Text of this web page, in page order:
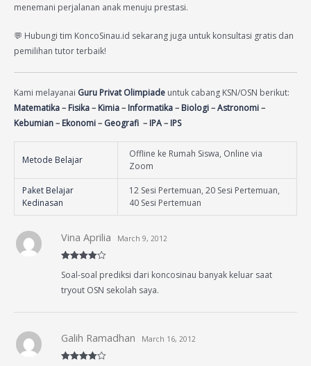
menemani perjalanan anak menuju prestasi.
💬 Hubungi tim KoncoSinau.id sekarang juga untuk konsultasi gratis dan
pemilihan tutor terbaik!
Kami melayanai Guru Privat Olimpiade untuk cabang KSN/OSN berikut:
Matematika– Fisika– Kimia– Informatika– Biologi–Astronomi–
Kebumian– Ekonomi– Geografi – IPA– IPS
Metode Belajar
Offline ke Rumah Siswa, Online via
Zoom
Paket Belajar
Kedinasan
12 Sesi Pertemuan, 20 Sesi Pertemuan,
40 Sesi Pertemuan
out of 5
Vina Aprilia March 9, 2012
Soal-soal prediksi dari koncosinau banyak keluar saat
tryout OSN sekolah saya.
Galih Ramadhan March 16, 2012